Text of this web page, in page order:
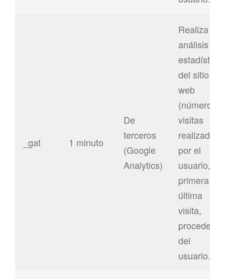
_gat 1 minuto
De
terceros
(Google
Analytics)
Realiza un
análisis
estadístico
del sitio
web
(número de
visitas
realizadas
por el
usuario,
primera y
última
visita,
del
usuario…)